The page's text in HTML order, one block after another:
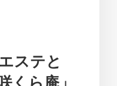
ステと
くら庵」